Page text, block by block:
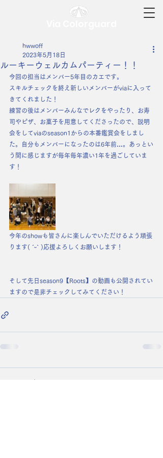
ルーキーウェルカムパーティー！！
hwwoff
2023年5月18日
今回の担当はメンバー5年目のカエです。
スキルチェックを終え新しいメンバーがviaに入って
きてくれました！
練習の後はメンバーみんなでレクをやったり、お寿
司やピザ、お菓子を用意してくださったので、説明
会をしてviaのseason1からの本番鑑賞会をしまし
た。自分もメンバーになったのは6年前…。あっとい
う間に感じますが毎年毎年濃い1年を過ごしていま
す！
今年のshowも皆さんに楽しんでいただけるよう頑張
ります( ˊᵕˋ )応援よろしくお願いします！
そして先日season9【Roots】の動画も公開されてい
ますので是非チェックしてみてください！